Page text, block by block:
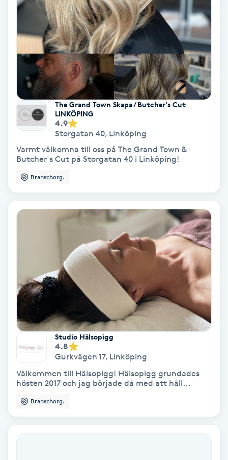
Läpptatuering
Manikyr & Pedikyr
Massage
Medial vägledning
Meditation
Megavolymfransar
Melasma
Mesoterapi
MicroPen
Microshading
Mixfransar
The Grand Town Skapa / Butcher's Cut
LINKÖPING
4.9
Storgatan 40, Linköping
Varmt välkomna till oss på The Grand Town &
Butcher´s Cut på Storgatan 40 i Linköping!
Branschorg.
Studio Hälsopigg
4.8
Gurkvägen 17, Linköping
Välkommen till Hälsopigg! Hälsopigg grundades
hösten 2017 och jag började då med att håll...
Branschorg.